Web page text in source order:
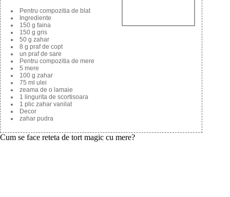
Pentru compozitia de blat
Ingrediente
150 g faina
150 g gris
50 g zahar
8 g praf de copt
un praf de sare
Pentru compozitia de mere
5 mere
100 g zahar
75 ml ulei
zeama de o lamaie
1 lingurita de scortisoara
1 plic zahar vanilat
Decor
zahar pudra
Cum se face reteta de tort magic cu mere?